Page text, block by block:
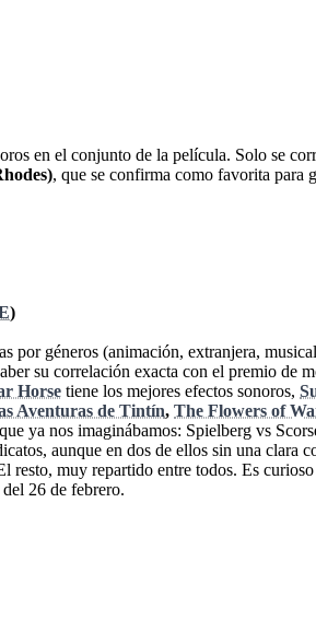
en el conjunto de la película. Solo se
, que se confirma como favorita para
)
por géneros (animación, extranjera,
su correlación exacta con el premio de
Horse tiene los mejores efectos sonoros,
Aventuras de Tintín, The Flowers of
ya nos imaginábamos: Spielberg vs
aunque en dos de ellos sin una
resto, muy repartido entre todos. Es
26 de febrero.